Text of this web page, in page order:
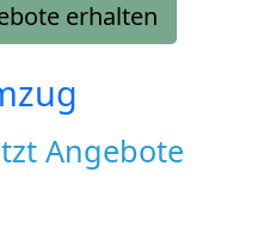
erhalten
Angebote